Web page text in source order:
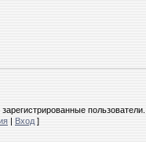
пользователи.
|Вход]